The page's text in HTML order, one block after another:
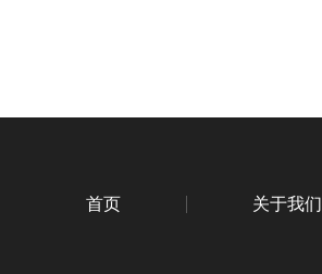
首页 关于我们